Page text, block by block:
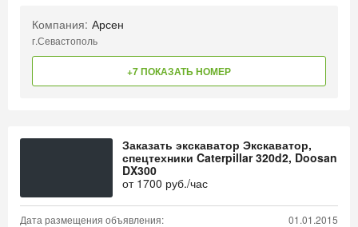
Компания: Арсен
г.Севастополь
+7 ПОКАЗАТЬ НОМЕР
Заказать экскаватор Экскаватор,
спецтехники Caterpillar 320d2, Doosan
DX300
от 1700 руб./час
Дата размещения объявления: 01.01.2015